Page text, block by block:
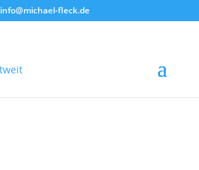
info@michael-fleck.de